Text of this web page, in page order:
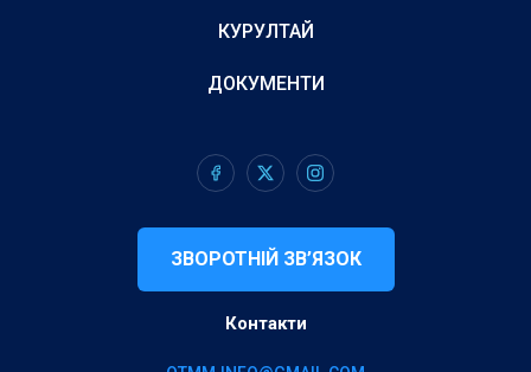
КУРУЛТАЙ
ДОКУМЕНТИ
ЗВОРОТНІЙ ЗВ’ЯЗОК
Контакти